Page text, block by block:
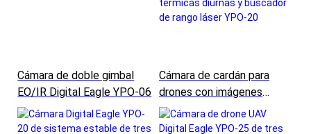
Cámara de doble gimbal
EO/IR Digital Eagle YPO-06
Cámara de cardán para
drones con imágenes
térmicas diurnas y
buscador de rango láser